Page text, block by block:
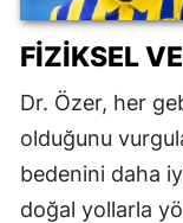
FIZIKSEL
Dr. Özer, her
olduğunu
bedenini daha
doğal yollarla